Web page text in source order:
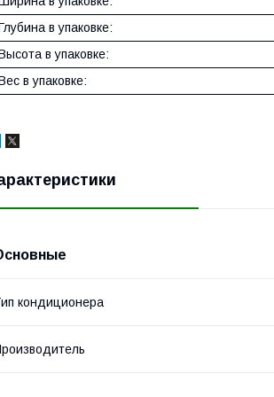
в упаковке:
в упаковке:
в упаковке:
кондиционера